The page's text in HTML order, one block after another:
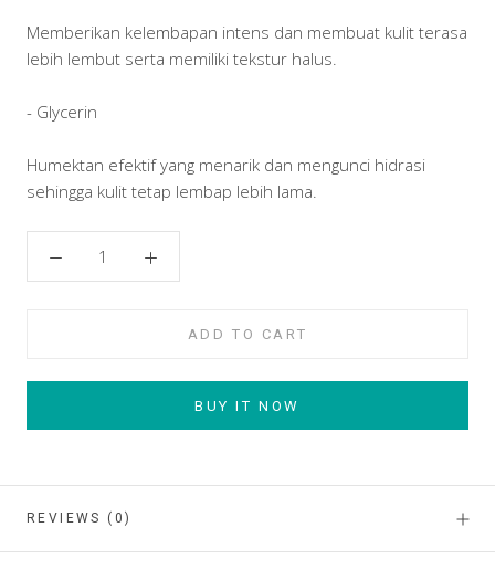
Memberikan kelembapan intens dan membuat kulit terasa
lebih lembut serta memiliki tekstur halus.
- Glycerin
Humektan efektif yang menarik dan mengunci hidrasi
sehingga kulit tetap lembap lebih lama.
ADD TO CART
BUY IT NOW
REVIEWS (0)